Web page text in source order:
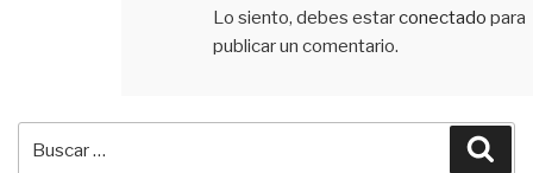
Lo siento, debes estarconectado para
publicar un comentario.